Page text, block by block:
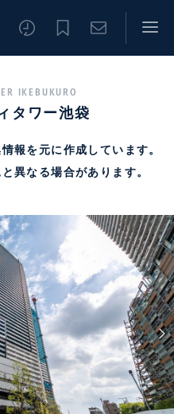
IKEBUKURO
タワー池袋
報を元に作成しています。
異なる場合があります。